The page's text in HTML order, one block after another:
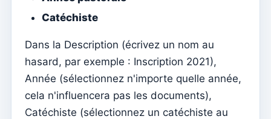
Agents pastoraux
Lecteurs
Ministres extraordinaires de communion (MEC)
Catéchiste
Dans la Description (écrivez un nom au
hasard, par exemple : Inscription 2021),
Année (sélectionnez n'importe quelle année,
cela n'influencera pas les documents),
Catéchiste (sélectionnez un catéchiste au